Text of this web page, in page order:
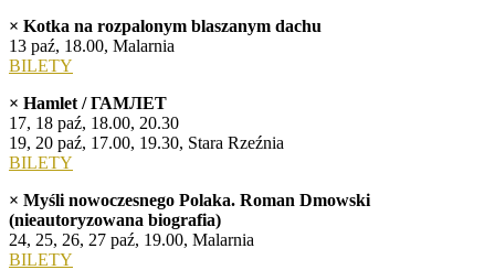
× Kotka na rozpalonym blaszanym dachu
13 paź, 18.00, Malarnia
BILETY
× Hamlet / ГАМЛЕТ
17, 18 paź, 18.00, 20.30
19, 20 paź, 17.00, 19.30, Stara Rzeźnia
BILETY
× Myśli nowoczesnego Polaka. Roman Dmowski
(nieautoryzowana biografia)
24, 25, 26, 27 paź, 19.00, Malarnia
BILETY